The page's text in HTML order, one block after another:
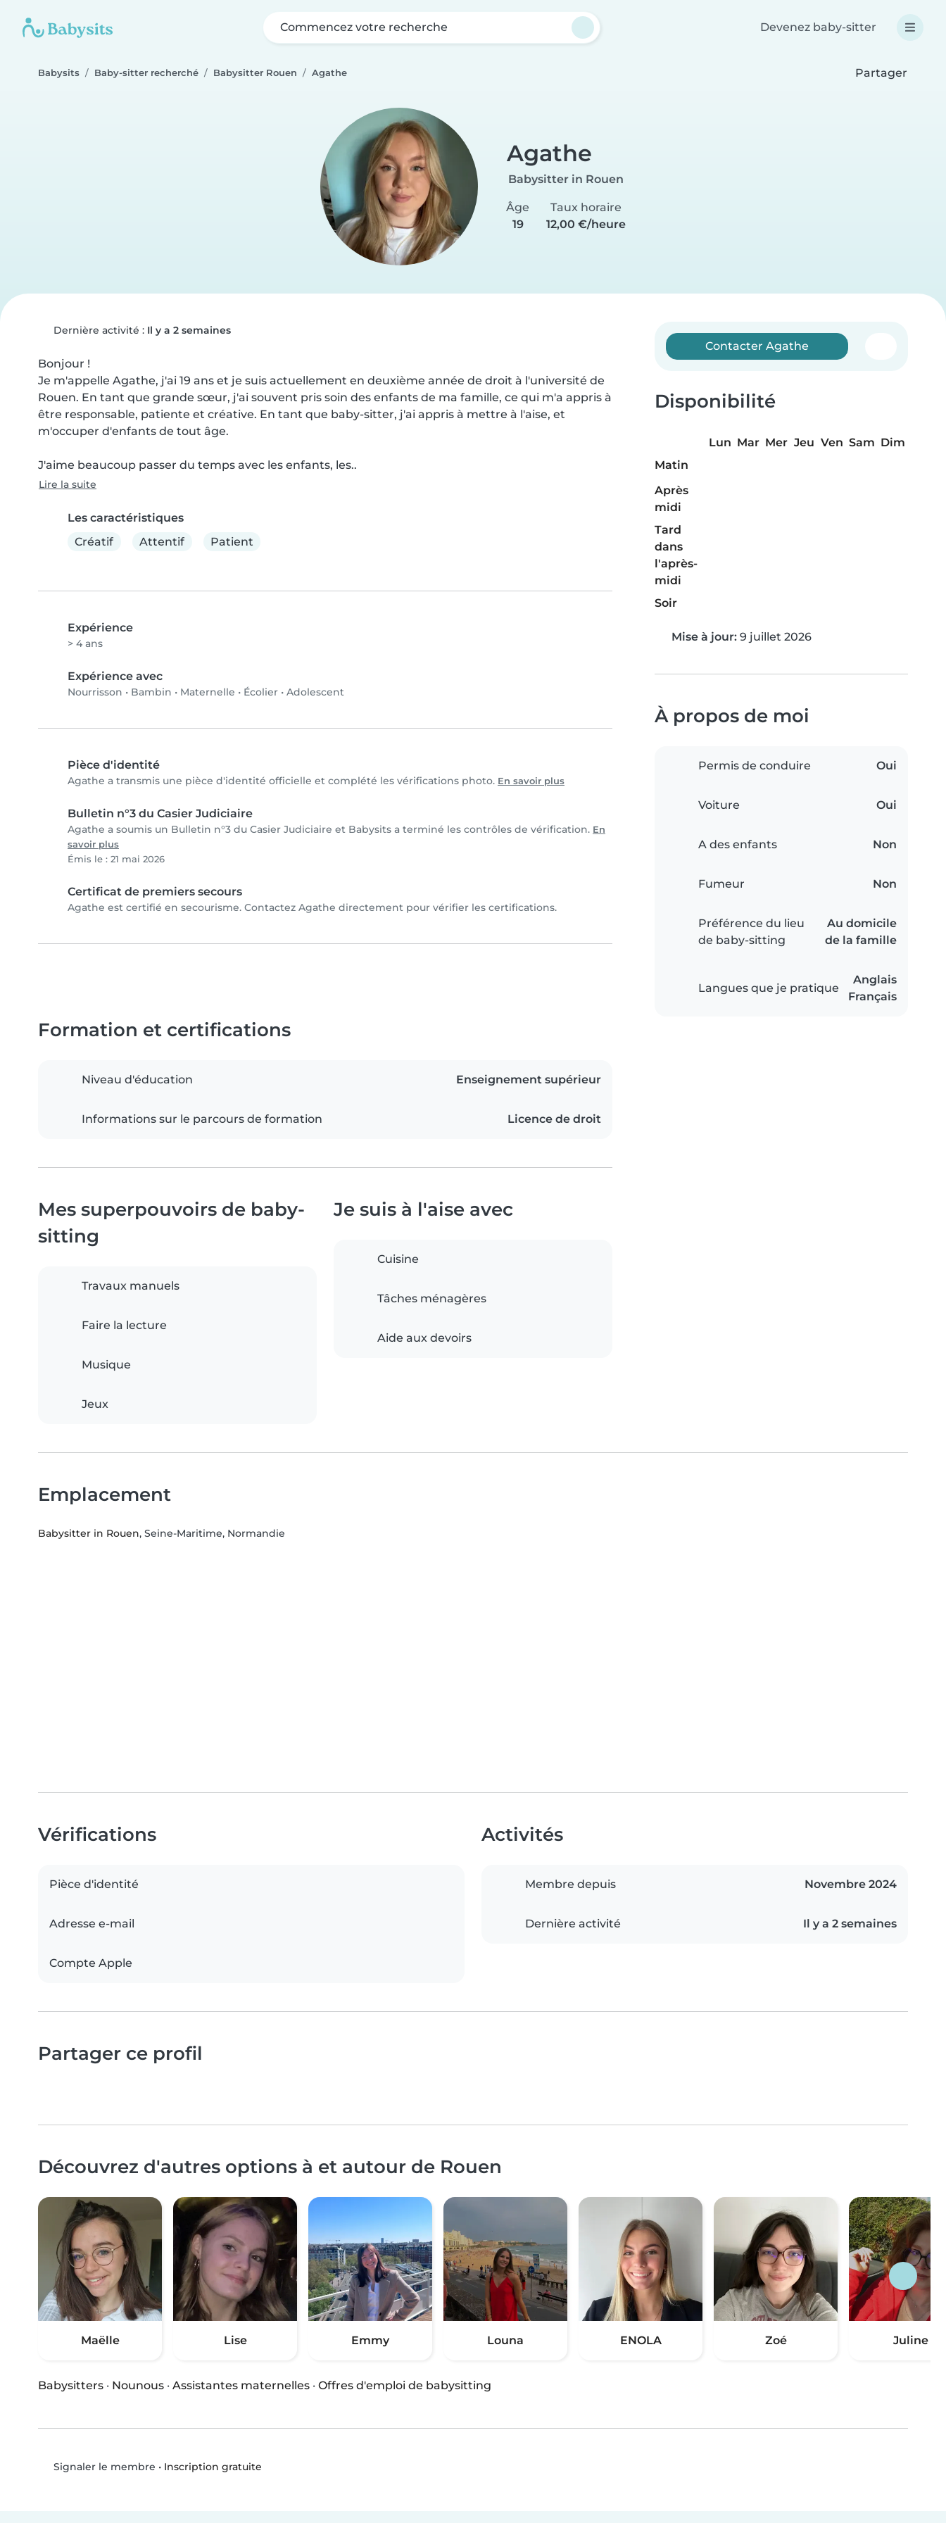
Commencez votre recherche Devenez baby-sitter
Babysits Baby-sitter recherché Babysitter Rouen Agathe Partager
Agathe
Babysitter in Rouen
Âge
19
Taux horaire
12,00 €/heure
Dernière activité : Il y a 2 semaines
Bonjour !
Je m'appelle Agathe, j'ai 19 ans et je suis actuellement en deuxième année de droit à l'université de
Rouen. En tant que grande sœur, j'ai souvent pris soin des enfants de ma famille, ce qui m'a appris à
être responsable, patiente et créative. En tant que baby-sitter, j'ai appris à mettre à l'aise, et
m'occuper d'enfants de tout âge.
J'aime beaucoup passer du temps avec les enfants, les..
Lire la suite
Les caractéristiques
Créatif
Attentif Patient
Expérience
> 4 ans
Expérience avec
Nourrisson • Bambin • Maternelle • Écolier • Adolescent
Pièce d'identité
Agathe a transmis une pièce d'identité officielle et complété les vérifications photo. En savoir plus
Bulletin n°3 du Casier Judiciaire
Agathe a soumis un Bulletin n°3 du Casier Judiciaire et Babysits a terminé les contrôles de vérification. En
savoir plus
Émis le : 21 mai 2026
Certificat de premiers secours
Agathe est certifié en secourisme. Contactez Agathe directement pour vérifier les certifications.
Contacter Agathe
Disponibilité
Lun Mar Mer Jeu Ven Sam Dim
Matin
Après
midi
Tard
dans
l'après-
midi
Soir
Mise à jour: 9 juillet 2026
À propos de moi
Permis de conduire Oui
Voiture Oui
A des enfants Non
Fumeur Non
Préférence du lieu
de baby-sitting
Au domicile
de la famille
Langues que je pratique
Anglais
Français
Formation et certifications
Niveau d'éducation Enseignement supérieur
Informations sur le parcours de formation Licence de droit
Mes superpouvoirs de baby-
sitting
Travaux manuels
Faire la lecture
Musique
Jeux
Je suis à l'aise avec
Cuisine
Tâches ménagères
Aide aux devoirs
Emplacement
Babysitter in Rouen, Seine-Maritime, Normandie
Vérifications
Pièce d'identité
Adresse e-mail
Compte Apple
Activités
Membre depuis Novembre 2024
Dernière activité Il y a 2 semaines
Partager ce profil
Découvrez d'autres options à et autour de Rouen
Maëlle Lise Emmy Louna ENOLA Zoé Juline
Babysitters · Nounous · Assistantes maternelles · Offres d'emploi de babysitting
Signaler le membre • Inscription gratuite